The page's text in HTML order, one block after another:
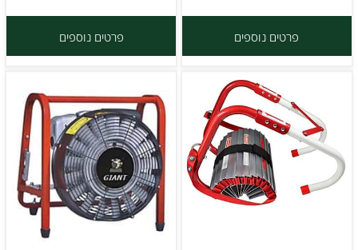
פרטים נוספים פרטים נוספים